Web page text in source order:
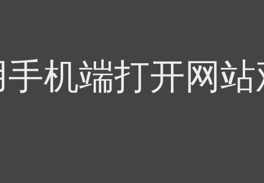
机端打开网